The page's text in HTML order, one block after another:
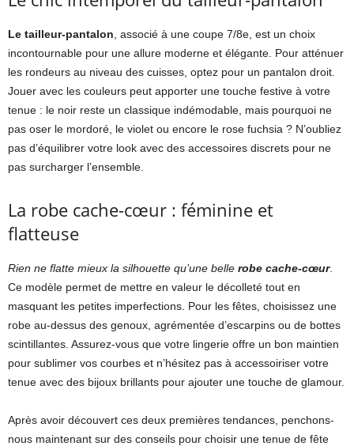
Le tailleur-pantalon , associé à une coupe 7/8e, est un choix
incontournable pour une allure moderne et élégante. Pour atténuer
les rondeurs au niveau des cuisses, optez pour un pantalon droit.
Jouer avec les couleurs peut apporter une touche festive à votre
tenue : le noir reste un classique indémodable, mais pourquoi ne
pas oser le mordoré, le violet ou encore le rose fuchsia ? N’oubliez
pas d’équilibrer votre look avec des accessoires discrets pour ne
pas surcharger l’ensemble.
La robe cache-cœur : féminine et
flatteuse
Rien ne flatte mieux la silhouette qu’une belle robe cache-cœur.
Ce modèle permet de mettre en valeur le décolleté tout en
masquant les petites imperfections. Pour les fêtes, choisissez une
robe au-dessus des genoux, agrémentée d’escarpins ou de bottes
scintillantes. Assurez-vous que votre lingerie offre un bon maintien
pour sublimer vos courbes et n’hésitez pas à accessoiriser votre
tenue avec des bijoux brillants pour ajouter une touche de glamour.
Après avoir découvert ces deux premières tendances, penchons-
nous maintenant sur des conseils pour choisir une tenue de fête